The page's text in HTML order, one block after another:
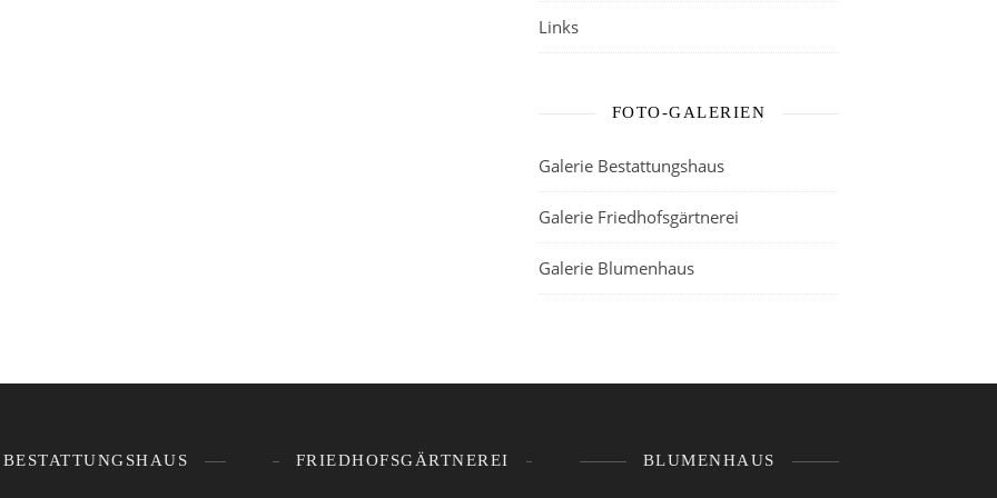
Links
FOTO-GALERIEN
Galerie Bestattungshaus
Galerie Friedhofsgärtnerei
Galerie Blumenhaus
BESTATTUNGSHAUS FRIEDHOFSGÄRTNEREI BLUMENHAUS